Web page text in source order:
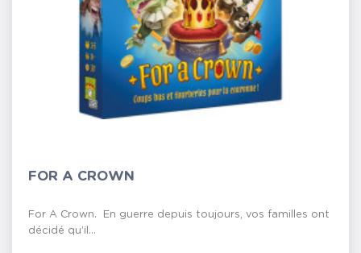
FOR A CROWN
For A Crown. En guerre depuis toujours, vos familles ont
décidé qu’il...